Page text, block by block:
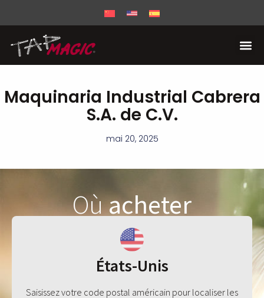
Maquinaria Industrial Cabrera
S.A. de C.V.
mai 20, 2025
Oùacheter
États-Unis
Saisissez votre code postal américain pour localiser les